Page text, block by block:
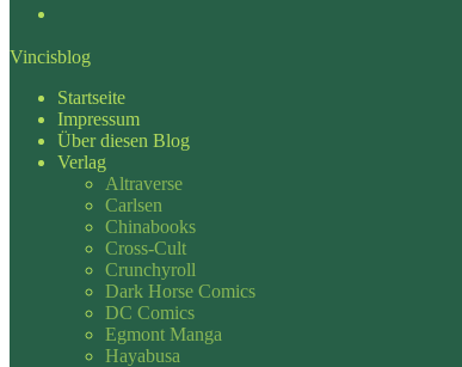
Vincisblog
Startseite
Impressum
Über diesen Blog
Verlag
Altraverse
Carlsen
Chinabooks
Cross-Cult
Crunchyroll
Dark Horse Comics
DC Comics
Egmont Manga
Hayabusa